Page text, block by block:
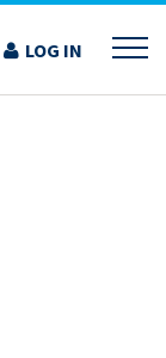
LOG IN